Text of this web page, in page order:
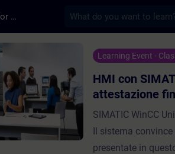
Training Services for Digital Industries
- HMI con SIMATIC
Learning Event -
HMI con
attestazione
SIMATIC WinCC
Il sistema
presentate in